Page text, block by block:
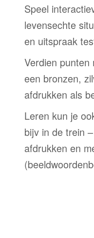
Speel
levensechte
en uitspraak
Verdien
een bronzen,
afdrukken als
Leren kun je
bijv in de trein
afdrukken en